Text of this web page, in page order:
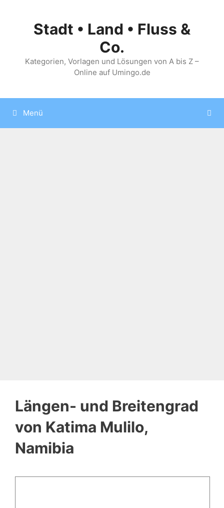
springenStadt • Land • Fluss &
Co.
Kategorien, Vorlagen und Lösungen von A bis Z –
Online auf Umingo.de
Menü
Längen- und Breitengrad
von Katima Mulilo,
Namibia